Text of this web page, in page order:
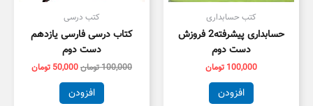
کتب حسابداری
حسابداری پیشرفته2 فروزش
دست دوم
100,000 تومان
افزودن
کتب درسی
کتاب درسی فارسی یازدهم
دست دوم
100,000تومان50,000 تومان
افزودن